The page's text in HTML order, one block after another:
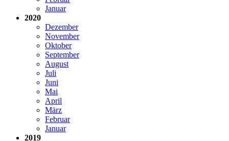
Januar
2020
Dezember
November
Oktober
September
August
Juli
Juni
Mai
April
März
Februar
Januar
2019